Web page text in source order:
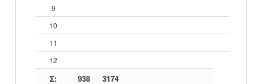
9
10
11
12
Σ: 938 3174